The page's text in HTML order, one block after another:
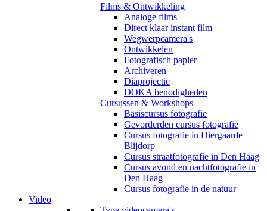
Films & Ontwikkeling
Analoge films
Direct klaar instant film
Wegwerpcamera's
Ontwikkelen
Fotografisch papier
Archiveren
Diaprojectie
DOKA benodigheden
Cursussen & Workshops
Basiscursus fotografie
Gevorderden cursus fotografie
Cursus fotografie in Diergaarde
Blijdorp
Cursus straatfotografie in Den Haag
Cursus avond en nachtfotografie in
Den Haag
Cursus fotografie in de natuur
Video